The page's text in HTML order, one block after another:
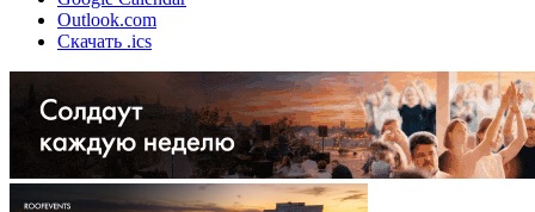
Outlook.com
Скачать .ics